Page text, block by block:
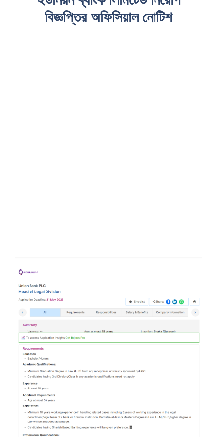
বিজ্ঞপ্তির অফিসিয়াল নোটিশ